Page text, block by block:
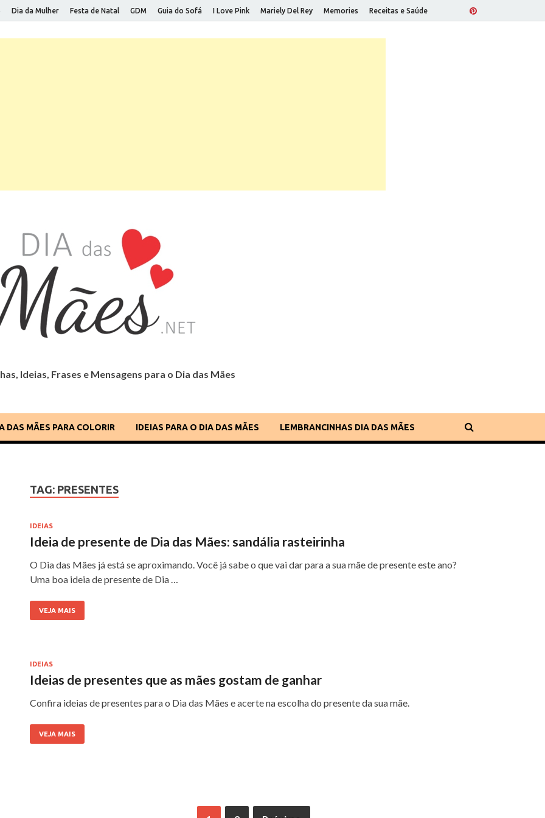
Dia da Mulher Festa de Natal GDM Guia do Sofá I Love Pink Mariely Del Rey Memories Receitas e Saúde
Ideias, Frases e Mensagens para o Dia das Mães
DAS MÃES PARA COLORIR IDEIAS PARA O DIA DAS MÃES LEMBRANCINHAS DIA DAS MÃES
TAG: PRESENTES
IDEIAS
Ideia de presente de Dia das Mães: sandália rasteirinha
O Dia das Mães já está se aproximando. Você já sabe o que vai dar para a sua mãe de presente este ano?
Uma boa ideia de presente de Dia …
VEJA MAIS
IDEIAS
Ideias de presentes que as mães gostam de ganhar
Confira ideias de presentes para o Dia das Mães e acerte na escolha do presente da sua mãe.
VEJA MAIS